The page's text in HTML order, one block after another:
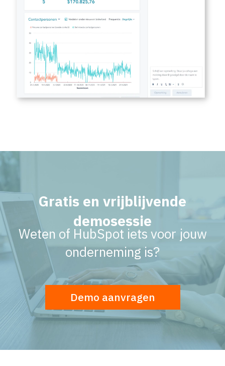
Gratis en vrijblijvende
demosessie
Weten of HubSpot iets voor jouw
onderneming is?
Demo aanvragen